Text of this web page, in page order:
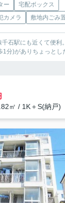
ー
宅配ボックス
カメラ 敷地内ごみ
石駅にも近くて便利
1分)がありちょっとし
㎡ / 1K＋S(納戸)